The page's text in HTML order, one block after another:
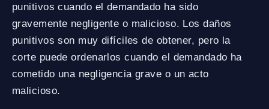
punitivos cuando el demandado ha sido
gravemente negligente o malicioso. Los daños
punitivos son muy difíciles de obtener, pero la
corte puede ordenarlos cuando el demandado ha
cometido una negligencia grave o un acto
malicioso.